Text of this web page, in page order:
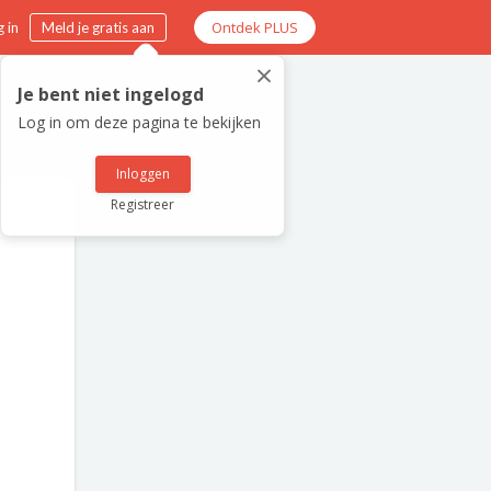
in Meld je gratis aan Ontdek PLUS
×
Je bent niet ingelogd
Log in om deze pagina te bekijken
Inloggen
Registreer